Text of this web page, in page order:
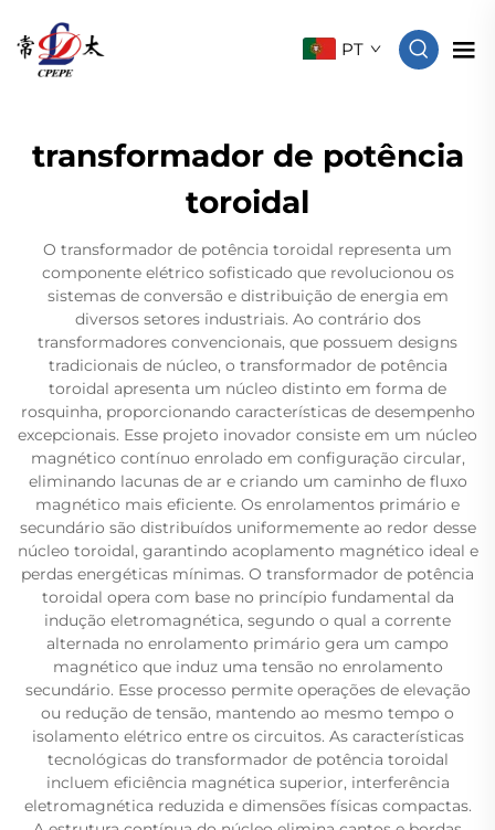
PT
transformador de potência
toroidal
O transformador de potência toroidal representa um
componente elétrico sofisticado que revolucionou os
sistemas de conversão e distribuição de energia em
diversos setores industriais. Ao contrário dos
transformadores convencionais, que possuem designs
tradicionais de núcleo, o transformador de potência
toroidal apresenta um núcleo distinto em forma de
rosquinha, proporcionando características de desempenho
excepcionais. Esse projeto inovador consiste em um núcleo
magnético contínuo enrolado em configuração circular,
eliminando lacunas de ar e criando um caminho de fluxo
magnético mais eficiente. Os enrolamentos primário e
secundário são distribuídos uniformemente ao redor desse
núcleo toroidal, garantindo acoplamento magnético ideal e
perdas energéticas mínimas. O transformador de potência
toroidal opera com base no princípio fundamental da
indução eletromagnética, segundo o qual a corrente
alternada no enrolamento primário gera um campo
magnético que induz uma tensão no enrolamento
secundário. Esse processo permite operações de elevação
ou redução de tensão, mantendo ao mesmo tempo o
isolamento elétrico entre os circuitos. As características
tecnológicas do transformador de potência toroidal
incluem eficiência magnética superior, interferência
eletromagnética reduzida e dimensões físicas compactas.